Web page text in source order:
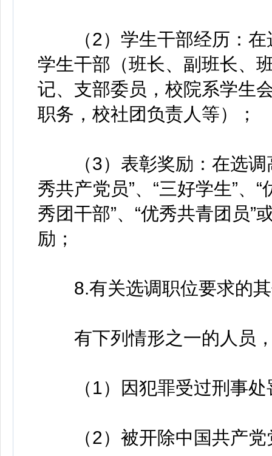
（2）学生干部经历：在
学生干部（班长、副班长、
记、支部委员，校院系学生
职务，校社团负责人等）；
（3）表彰奖励：在选调
秀共产党员”、“三好学生”、
秀团干部”、“优秀共青团员
励；
8.有关选调职位要求的其
有下列情形之一的人员
（1）因犯罪受过刑事处
（2）被开除中国共产党